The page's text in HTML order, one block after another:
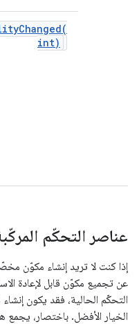
int)
عناصر التحكّم
إذا كنت لا تريد إنشاء مكوّن
عن تجميع مكوّن قابل لإعادة
التحكّم الحالية، فقد يكون
الخيار الأفضل. باختصار،